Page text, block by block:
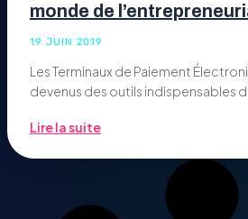
monde de
19 JUIN 2019
Les Terminaux de Paiement
devenus des outils indispensables
Lire la suite